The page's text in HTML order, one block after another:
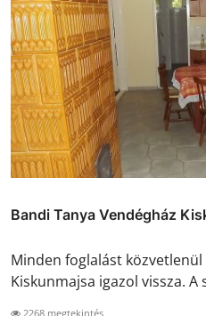
Bandi Tanya Vendégház
Minden foglalást közvetlenül
Kiskunmajsa igazol vissza. A
2268 megtekintés